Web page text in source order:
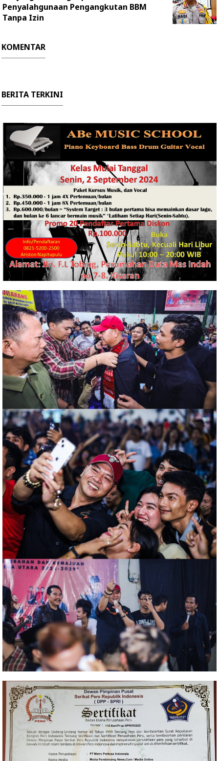
Penyalahgunaan Pengangkutan BBM
Tanpa Izin
KOMENTAR
BERITA TERKINI